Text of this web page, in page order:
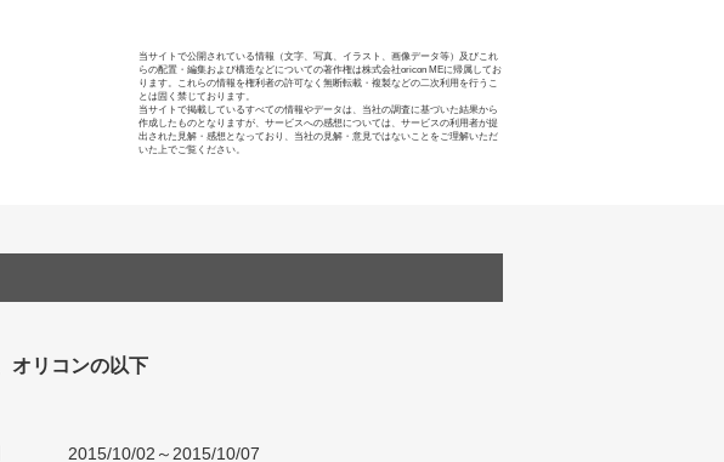
当サイトで公開されている情報（文字、写真、イラスト、画像データ等）及びこれ
らの配置・編集および構造などについての著作権は株式会社oricon MEに帰属してお
ります。これらの情報を権利者の許可なく無断転載・複製などの二次利用を行うこ
とは固く禁じております。
当サイトで掲載しているすべての情報やデータは、当社の調査に基づいた結果から
作成したものとなりますが、サービスへの感想については、サービスの利用者が提
出された見解・感想となっており、当社の見解・意見ではないことをご理解いただ
いた上でご覧ください。
オリコンの以下
2015/10/02～2015/10/07